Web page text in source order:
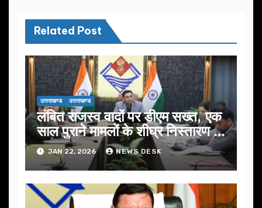
Related Post
उत्तराखण्ड उत्तराखण्ड
लंबित राजस्व वादों पर डीएम सख्त, एक
साल पुराने मामलों के शीघ्र निस्तारण के
आदेश…
JAN 22, 2026 NEWS DESK